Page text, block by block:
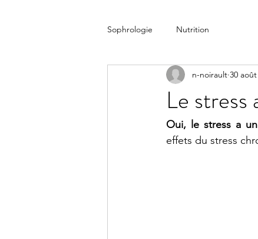
Sophrologie Nutrition
Le
n-noirault 30
Oui, le stress a
effets du stress